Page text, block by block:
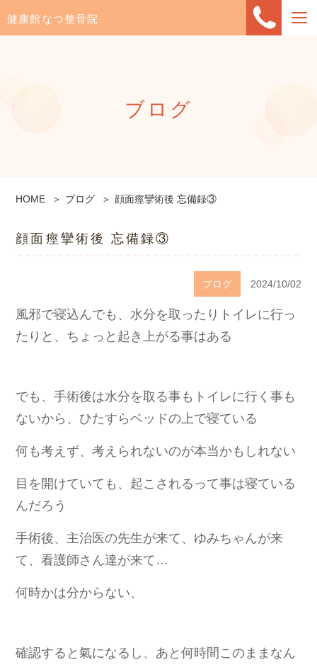
健康館なつ整骨院
ブログ
HOME ブログ 顔面痙攣術後 忘備録③
顔面痙攣術後 忘備録③
ブログ 2024/10/02
風邪で寝込んでも、水分を取ったりトイレに行っ
たりと、ちょっと起き上がる事はある
でも、手術後は水分を取る事もトイレに行く事も
ないから、ひたすらベッドの上で寝ている
何も考えず、考えられないのが本当かもしれない
目を開けていても、起こされるって事は寝ている
んだろう
手術後、主治医の先生が来て、ゆみちゃんが来
て、看護師さん達が来て…
何時かは分からない、
確認すると氣になるし、あと何時間このままなん